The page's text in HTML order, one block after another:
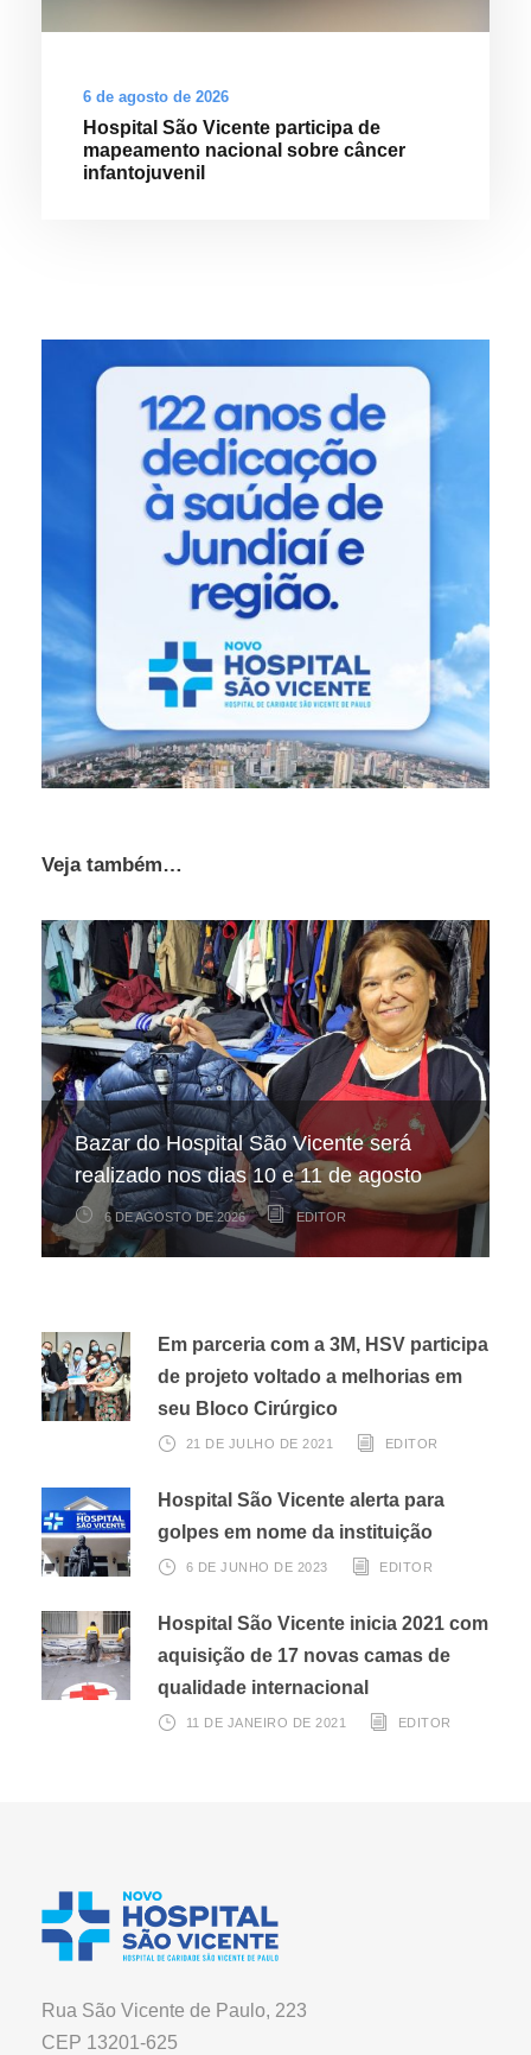
6 de agosto de 2026
Hospital São Vicente participa de
mapeamento nacional sobre câncer
infantojuvenil
Veja também…
Bazar do Hospital São Vicente será
realizado nos dias 10 e 11 de agosto
6 DE AGOSTO DE 2026 EDITOR
Hospital São Vicente participa de
mapeamento nacional sobre câncer
infantojuvenil
6 DE AGOSTO DE 2026 EDITOR
Hospital São Vicente expande
arrecadação de cupons fiscais pela
Nota Fiscal Paulista
3 DE AGOSTO DE 2026 EDITOR
Em parceria com a 3M, HSV participa
de projeto voltado a melhorias em
seu Bloco Cirúrgico
21 DE JULHO DE 2021 EDITOR
Hospital São Vicente alerta para
golpes em nome da instituição
6 DE JUNHO DE 2023 EDITOR
Hospital São Vicente inicia 2021 com
aquisição de 17 novas camas de
qualidade internacional
11 DE JANEIRO DE 2021 EDITOR
Rua São Vicente de Paulo, 223
CEP 13201-625